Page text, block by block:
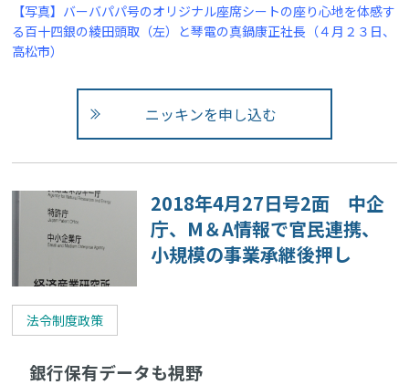
【写真】バーバパパ号のオリジナル座席シートの座り心地を体感す
る百十四銀の綾田頭取（左）と琴電の真鍋康正社長（４月２３日、
高松市）
ニッキンを申し込む
2018年4月27日号2面 中企
庁、M＆A情報で官民連携、
小規模の事業承継後押し
法令制度政策
銀行保有データも視野